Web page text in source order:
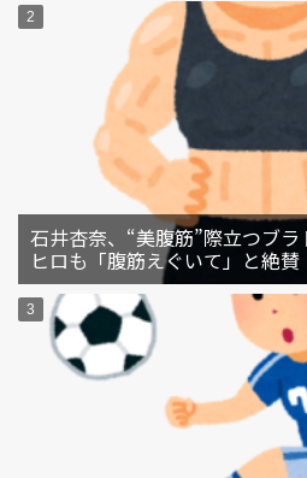
石井杏奈、“美腹筋”際立つブ
ヒロも「腹筋えぐいて」と絶賛